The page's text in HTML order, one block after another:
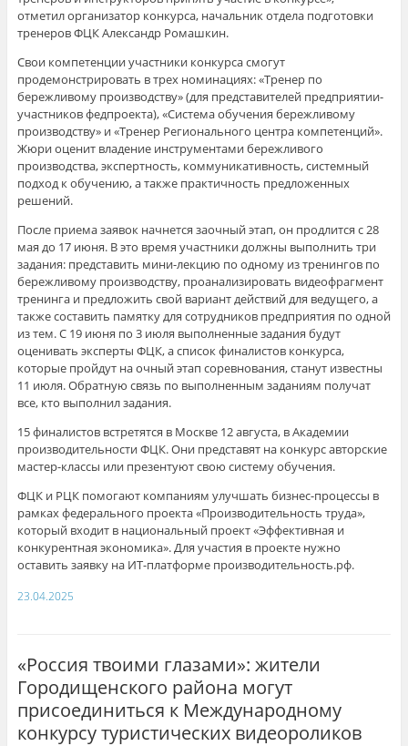
отметил организатор конкурса, начальник отдела подготовки
тренеров ФЦК Александр Ромашкин.
Свои компетенции участники конкурса смогут
продемонстрировать в трех номинациях: «Тренер по
бережливому производству» (для представителей предприятии-
участников федпроекта), «Система обучения бережливому
производству» и «Тренер Регионального центра компетенций».
Жюри оценит владение инструментами бережливого
производства, экспертность, коммуникативность, системный
подход к обучению, а также практичность предложенных
решений.
После приема заявок начнется заочный этап, он продлится с 28
мая до 17 июня. В это время участники должны выполнить три
задания: представить мини-лекцию по одному из тренингов по
бережливому производству, проанализировать видеофрагмент
тренинга и предложить свой вариант действий для ведущего, а
также составить памятку для сотрудников предприятия по одной
из тем. С 19 июня по 3 июля выполненные задания будут
оценивать эксперты ФЦК, а список финалистов конкурса,
которые пройдут на очный этап соревнования, станут известны
11 июля. Обратную связь по выполненным заданиям получат
все, кто выполнил задания.
15 финалистов встретятся в Москве 12 августа, в Академии
производительности ФЦК. Они представят на конкурс авторские
мастер-классы или презентуют свою систему обучения.
ФЦК и РЦК помогают компаниям улучшать бизнес-процессы в
рамках федерального проекта «Производительность труда»,
который входит в национальный проект «Эффективная и
конкурентная экономика». Для участия в проекте нужно
оставить заявку на ИТ-платформе производительность.рф.
23.04.2025
«Россия твоими глазами»: жители
Городищенского района могут
присоединиться к Международному
конкурсу туристических видеороликов